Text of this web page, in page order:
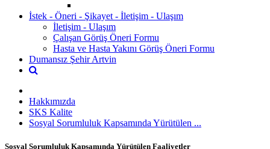
İstek - Öneri - Şikayet - İletişim - Ulaşım
İletişim - Ulaşım
Çalışan Görüş Öneri Formu
Hasta ve Hasta Yakını Görüş Öneri Formu
Dumansız Şehir Artvin
Hakkımızda
SKS Kalite
Sosyal Sorumluluk Kapsamında Yürütülen ...
Sosyal Sorumluluk Kapsamında Yürütülen Faaliyetler